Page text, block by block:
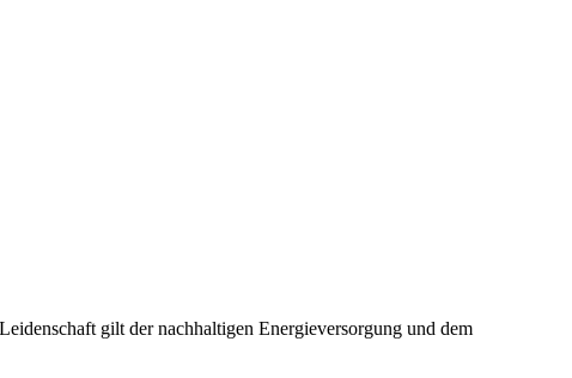
gilt der nachhaltigen Energieversorgung und dem